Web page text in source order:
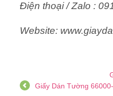
Điện thoại / Zalo :
Website:
Giấy Dán Tường